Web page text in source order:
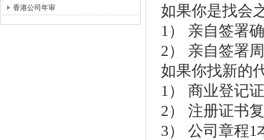
香港公司年审
如果你是找会
1） 亲自签署
2） 亲自签署
如果你找新的
1） 商业登记
2） 注册证书
3） 公司章程